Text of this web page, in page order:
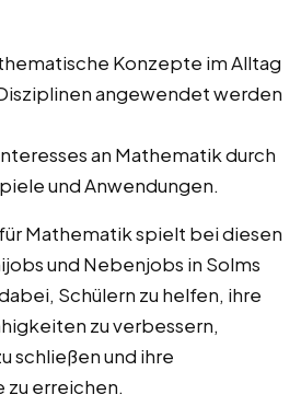
Konzepte im Alltag
angewendet werden
an Mathematik durch
und Anwendungen.
Mathematik spielt bei diesen
und Nebenjobs in Solms
Schülern zu helfen, ihre
zu verbessern,
schließen und ihre
zu erreichen.